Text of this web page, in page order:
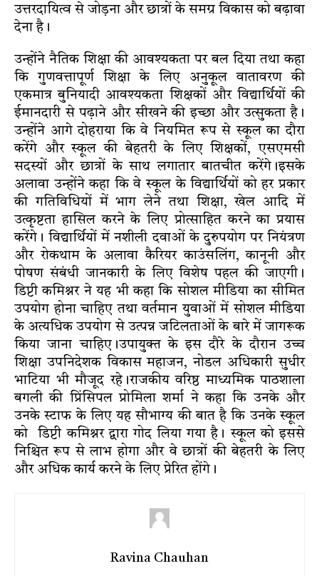
उत्तरदायित्व से जोड़ना और छात्रों के समग्र विकास को बढ़ावा
देना है।
उन्होंने नैतिक शिक्षा की आवश्यकता पर बल दिया तथा कहा
कि गुणवत्तापूर्ण शिक्षा के लिए अनुकूल वातावरण की
एकमात्र बुनियादी आवश्यकता शिक्षकों और विद्यार्थियों की
ईमानदारी से पढ़ाने और सीखने की इच्छा और उत्सुकता है।
उन्होंने आगे दोहराया कि वे नियमित रूप से स्कूल का दौरा
करेंगे और स्कूल की बेहतरी के लिए शिक्षकों, एसएमसी
सदस्यों और छात्रों के साथ लगातार बातचीत करेंगे।इसके
अलावा उन्होंने कहा कि वे स्कूल के विद्यार्थियों को हर प्रकार
की गतिविधियों में भाग लेने तथा शिक्षा, खेल आदि में
उत्कृष्टता हासिल करने के लिए प्रोत्साहित करने का प्रयास
करेंगे। विद्यार्थियों में नशीली दवाओं के दुरुपयोग पर नियंत्रण
और रोकथाम के अलावा कैरियर काउंसलिंग, कानूनी और
पोषण संबंधी जानकारी के लिए विशेष पहल की जाएगी।
डिप्टी कमिश्नर ने यह भी कहा कि सोशल मीडिया का सीमित
उपयोग होना चाहिए तथा वर्तमान युवाओं में सोशल मीडिया
के अत्यधिक उपयोग से उत्पन्न जटिलताओं के बारे में जागरूक
किया जाना चाहिए।उपायुक्त के इस दौरे के दौरान उच्च
शिक्षा उपनिदेशक विकास महाजन, नोडल अधिकारी सुधीर
भाटिया भी मौजूद रहे।राजकीय वरिष्ठ माध्यमिक पाठशाला
बगली की प्रिंसिपल प्रोमिला शर्मा ने कहा कि उनके और
उनके स्टाफ के लिए यह सौभाग्य की बात है कि उनके स्कूल
को डिप्टी कमिश्नर द्वारा गोद लिया गया है। स्कूल को इससे
निश्चित रूप से लाभ होगा और वे छात्रों की बेहतरी के लिए
और अधिक कार्य करने के लिए प्रेरित होंगे।
Ravina Chauhan